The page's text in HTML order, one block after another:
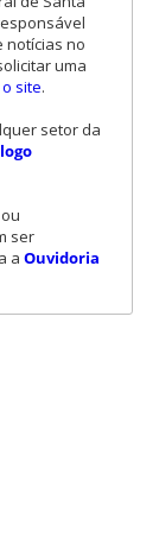
notícias no
uma
o site.
setor da
ser
a Ouvidoria